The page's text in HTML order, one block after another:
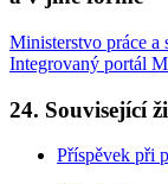
Ministerstvo práce a
Integrovaný portál
24. Související
Příspěvek při